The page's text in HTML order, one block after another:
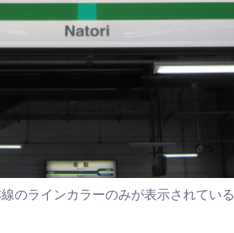
のラインカラーのみが表示されている